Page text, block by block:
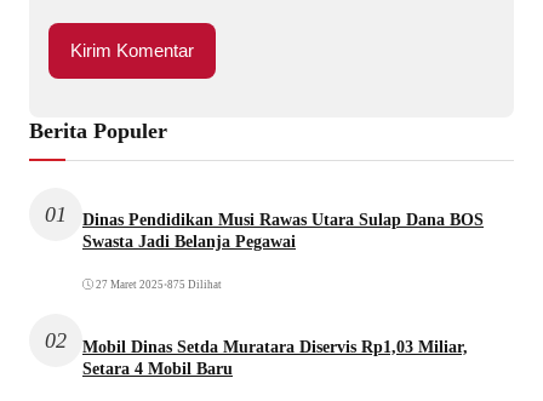
Berita Populer
01
Dinas Pendidikan Musi Rawas Utara Sulap Dana BOS
Swasta Jadi Belanja Pegawai
27 Maret 2025 •875 Dilihat
02
Mobil Dinas Setda Muratara Diservis Rp1,03 Miliar,
Setara 4 Mobil Baru